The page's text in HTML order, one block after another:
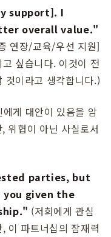
support]. I
overall value."
연장/교육/우선 지원]
싶습니다. 이것이 전
것이라고 생각합니다.)
에게 대안이 있음을 암
위협이 아닌 사실로서
parties, but
given the
(저희에게 관심
이 파트너십의 잠재력